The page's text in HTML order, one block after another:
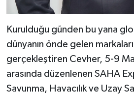
Kurulduğu günden bu yana
dünyanın önde gelen
gerçekleştiren Cevher, 5-9
arasında düzenlenen SAHA
Savunma, Havacılık ve Uzay